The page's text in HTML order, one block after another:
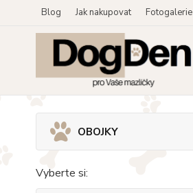
Blog Jak nakupovat Fotogalerie
OBOJKY
Vyberte si: